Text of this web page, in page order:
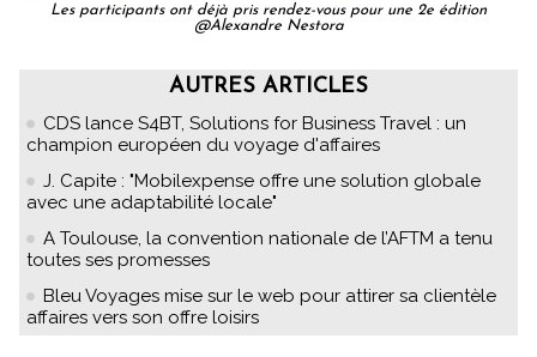
Les participants ont déjà pris rendez-vous pour une 2e édition
@Alexandre Nestora
AUTRES ARTICLES
CDS lance S4BT, Solutions for Business Travel : un
champion européen du voyage d'affaires
J. Capite : "Mobilexpense offre une solution globale
avec une adaptabilité locale"
A Toulouse, la convention nationale de l’AFTM a tenu
toutes ses promesses
Bleu Voyages mise sur le web pour attirer sa clientèle
affaires vers son offre loisirs